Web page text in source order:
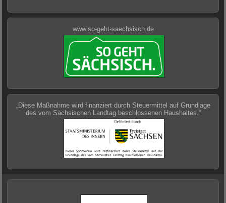
www.so-geht-saechsisch.de
„Diese Maßnahme wird finanziert durch Steuermittel auf Grundlage
des vom Sächsischen Landtag beschlossenen Haushaltes.“